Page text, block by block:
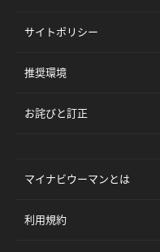
サイトポリシー
推奨環境
お詫びと訂正
マイナビウーマンとは
利用規約